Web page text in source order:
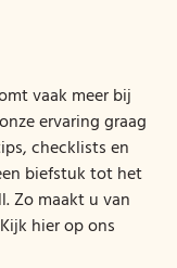
vaak meer bij
ervaring graag
checklists en
biefstuk tot het
Zo maakt u van
hier op ons